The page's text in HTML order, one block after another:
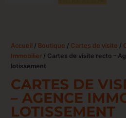
Accueil / Boutique / Cartes de visite /
Immobilier / Cartes de visite recto –
lotissement
CARTES DE
– AGENCE
LOTISSEMENT